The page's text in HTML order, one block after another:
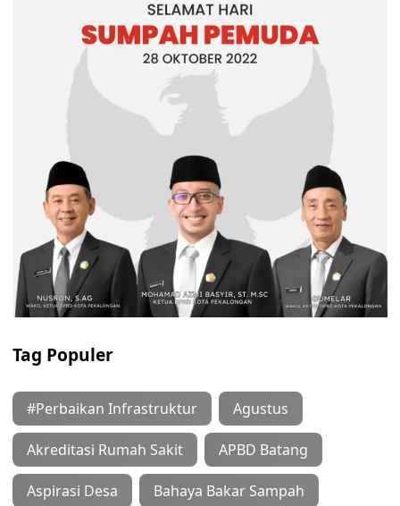
Tag Populer
#Perbaikan Infrastruktur Agustus
Akreditasi Rumah Sakit APBD Batang
Aspirasi Desa Bahaya Bakar Sampah